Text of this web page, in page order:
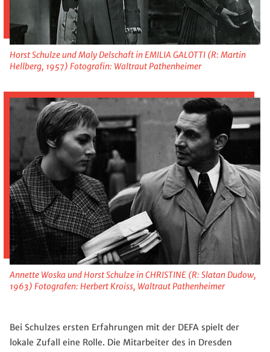
Horst Schulze und Maly Delschaft in EMILIA GALOTTI (R: Martin
Hellberg, 1957) Fotografin: Waltraut Pathenheimer
Annette Woska und Horst Schulze in CHRISTINE (R: Slatan Dudow,
1963) Fotografen: Herbert Kroiss, Waltraut Pathenheimer
Bei Schulzes ersten Erfahrungen mit der DEFA spielt der
lokale Zufall eine Rolle. Die Mitarbeiter des in Dresden